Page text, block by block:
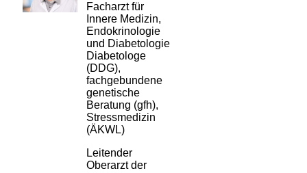
Facharzt für
Innere Medizin,
Endokrinologie
und Diabetologie
Diabetologe
(DDG),
fachgebundene
genetische
Beratung (gfh),
Stressmedizin
(ÄKWL)
Leitender
Oberarzt der